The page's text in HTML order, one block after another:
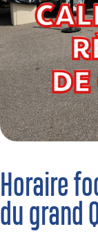
Horaire
du grand